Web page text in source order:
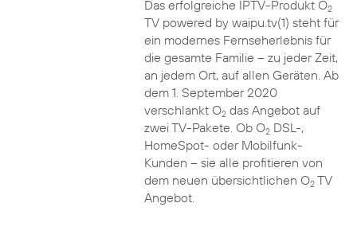
Das erfolgreiche IPTV-Produkt O2
TV powered by waipu.tv(1) steht für
ein modernes Fernseherlebnis für
die gesamte Familie – zu jeder Zeit,
an jedem Ort, auf allen Geräten. Ab
dem 1. September 2020
verschlankt O2das Angebot auf
zwei TV-Pakete. Ob O2DSL-,
HomeSpot- oder Mobilfunk-
Kunden – sie alle profitieren von
dem neuen übersichtlichen O2TV
Angebot.